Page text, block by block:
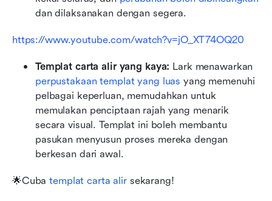
dan dilaksanakan dengan segera.
https://www.youtube.com/watch?v=jO_XT74OQ20
Templat carta alir yang kaya:
perpustakaan templat yang luas yang memenuhi
pelbagai keperluan, memudahkan untuk
memulakan penciptaan rajah yang menarik
secara visual. Templat ini boleh membantu
pasukan menyusun proses mereka dengan
berkesan dari awal.
🌟Cuba templat carta alir sekarang!